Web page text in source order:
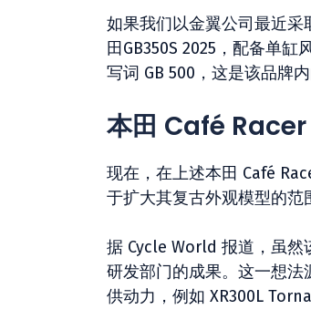
如果我们以金翼公司最近
田GB350S 2025，配备单
写词 GB 500，这是该品牌
本田 Café
现在，在上述本田 Café
于扩大其复古外观模型的范
据 Cycle World 报道，虽然
研发部门的成果。这一想
供动力，例如 XR300L